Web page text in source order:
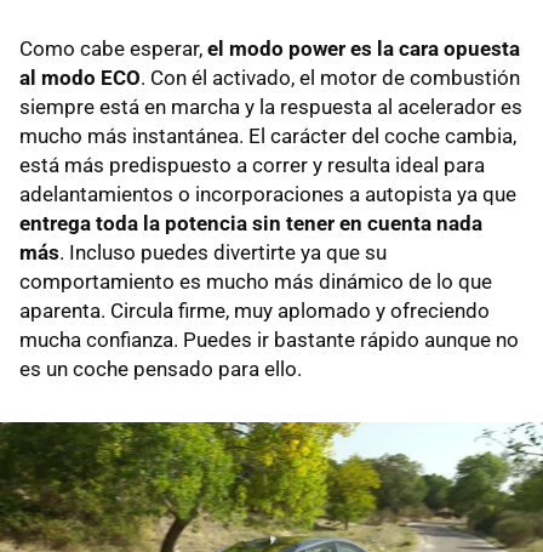
Como cabe esperar, el modo power es la cara opuesta
al modo ECO. Con él activado, el motor de combustión
siempre está en marcha y la respuesta al acelerador es
mucho más instantánea. El carácter del coche cambia,
está más predispuesto a correr y resulta ideal para
adelantamientos o incorporaciones a autopista ya que
entrega toda la potencia sin tener en cuenta nada
más. Incluso puedes divertirte ya que su
comportamiento es mucho más dinámico de lo que
aparenta. Circula firme, muy aplomado y ofreciendo
mucha confianza. Puedes ir bastante rápido aunque no
es un coche pensado para ello.